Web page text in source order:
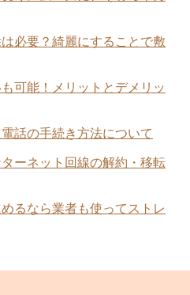
の5つの注意点
の挨拶はどんな服装で訪問す
者と地域密着引越業者にはそ
を安くするため自分でするメ
リット
積もり依頼をするタイミング
必要？綺麗にすることで敷
可能！メリットとデメリッ
話の手続き方法について
ーネット回線の解約・移転
るなら業者も使ってストレ